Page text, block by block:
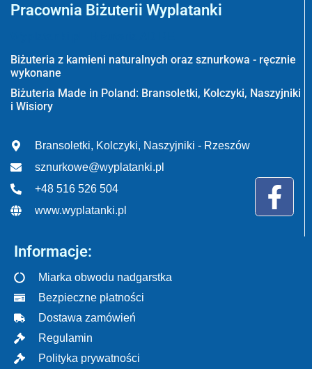
Pracownia Biżuterii Wyplatanki
Biżuteria z kamieni naturalnych oraz sznurkowa - ręcznie
wykonane
Biżuteria Made in Poland: Bransoletki, Kolczyki, Naszyjniki
i Wisiory
Bransoletki, Kolczyki, Naszyjniki - Rzeszów
sznurkowe@wyplatanki.pl
+48 516 526 504
www.wyplatanki.pl
Informacje:
Miarka obwodu nadgarstka
Bezpieczne płatności
Dostawa zamówień
Regulamin
Polityka prywatności